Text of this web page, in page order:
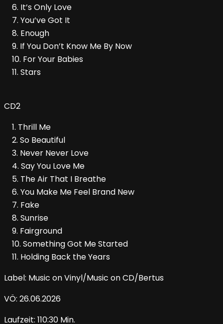
6. It’s Only Love
7. You’ve Got It
8. Enough
9. If You Don’t Know Me By Now
10. For Your Babies
11. Stars
CD2
1. Thrill Me
2. So Beautiful
3. Never Never Love
4. Say You Love Me
5. The Air That I Breathe
6. You Make Me Feel Brand New
7. Fake
8. Sunrise
9. Fairground
10. Something Got Me Started
11. Holding Back the Years
Label: Music on Vinyl/Music on CD/Bertus
VÖ: 26.06.2026
Laufzeit: 110:30 Min.